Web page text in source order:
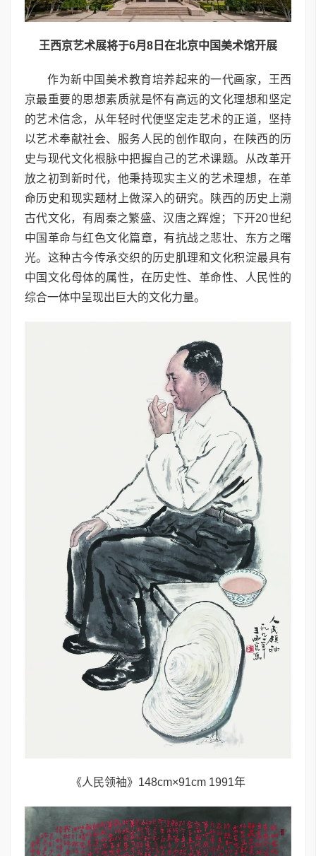
王西京艺术展将于6月8日在北京中国美术馆开展
作为新中国美术教育培养起来的一代画家，王西
京最重要的思想素质就是怀有高远的文化理想和坚定
的艺术信念，从年轻时代便坚定走艺术的正道，坚持
以艺术奉献社会、服务人民的创作取向，在陕西的历
史与现代文化根脉中把握自己的艺术课题。从改革开
放之初到新时代，他秉持现实主义的艺术理想，在革
命历史和现实题材上做深入的研究。陕西的历史上溯
古代文化，有周秦之繁盛、汉唐之辉煌；下开20世纪
中国革命与红色文化篇章，有抗战之悲壮、东方之曙
光。这种古今传承交织的历史肌理和文化积淀最具有
中国文化母体的属性，在历史性、革命性、人民性的
综合一体中呈现出巨大的文化力量。
《人民领袖》148cm×91cm 1991年